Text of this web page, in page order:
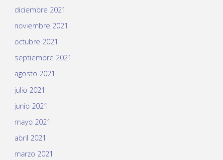
diciembre 2021
noviembre 2021
octubre 2021
septiembre 2021
agosto 2021
julio 2021
junio 2021
mayo 2021
abril 2021
marzo 2021